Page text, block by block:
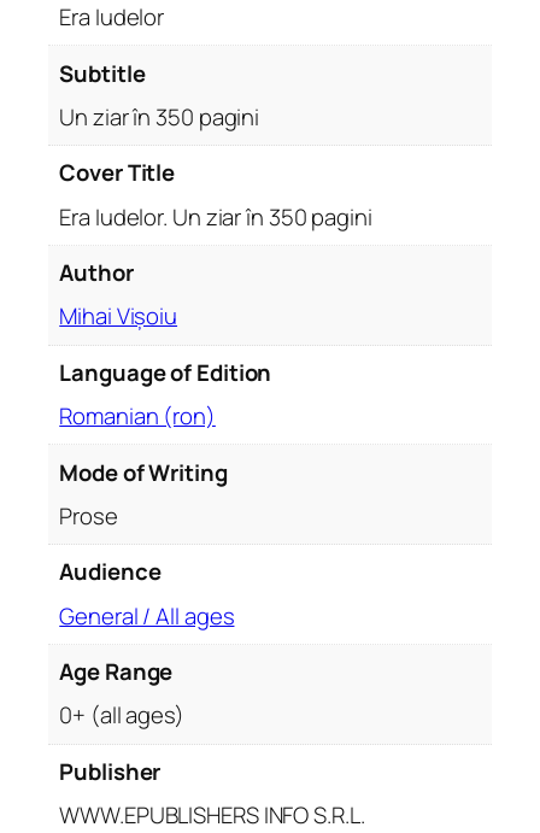
r
a
n
i
Era Iudelor
Subtitle
Un ziar în 350 pagini
Cover Title
Era Iudelor. Un ziar în 350 pagini
Author
Mihai Vișoiu
Language of Edition
Romanian (ron)
Mode of Writing
Prose
Audience
General / All ages
Age Range
0+ (all ages)
Publisher
WWW.EPUBLISHERS INFO S.R.L.